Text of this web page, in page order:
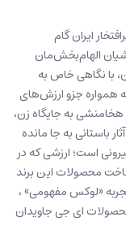
ایران گام
الهام‌بخش‌مان
با نگاهی خاص به
همواره جزو ارزش‌های
به جایگاه زن،
باستانی به جا مانده
است؛ ارزشی که در
محصولات این برند
«لوکس مفهومی» ،
ای جی جاویدان